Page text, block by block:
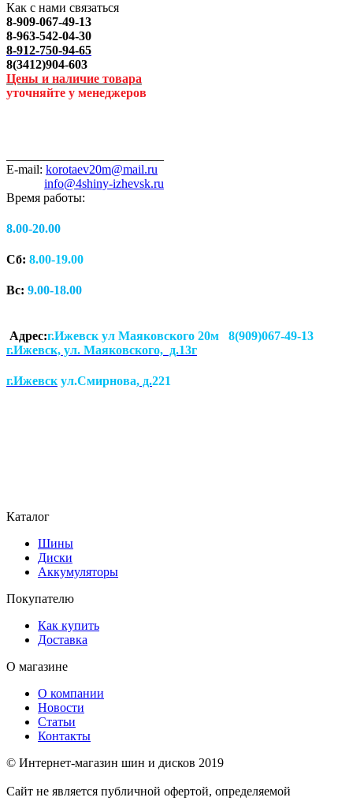
Как с нами связаться
8-909-067-49-13
8-963-542-04-30
8-912-750-94-65
8(3412)904-603
Цены и наличие товара
уточняйте у менеджеров
E-mail: korotaev20m@mail.ru
info@4shiny-izhevsk.ru
Время работы:
8.00-20.00
Сб: 8.00-19.00
Вс: 9.00-18.00
Адрес:г.Ижевск ул Маяковского 20м 8(909)067-49-13
г.Ижевск, ул. Маяковского, д.13г
г.Ижевск ул.Смирнова, д.221
Каталог
Шины
Диски
Аккумуляторы
Покупателю
Как купить
Доставка
О магазине
О компании
Новости
Статьи
Контакты
© Интернет-магазин шин и дисков 2019
Сайт не является публичной офертой, определяемой